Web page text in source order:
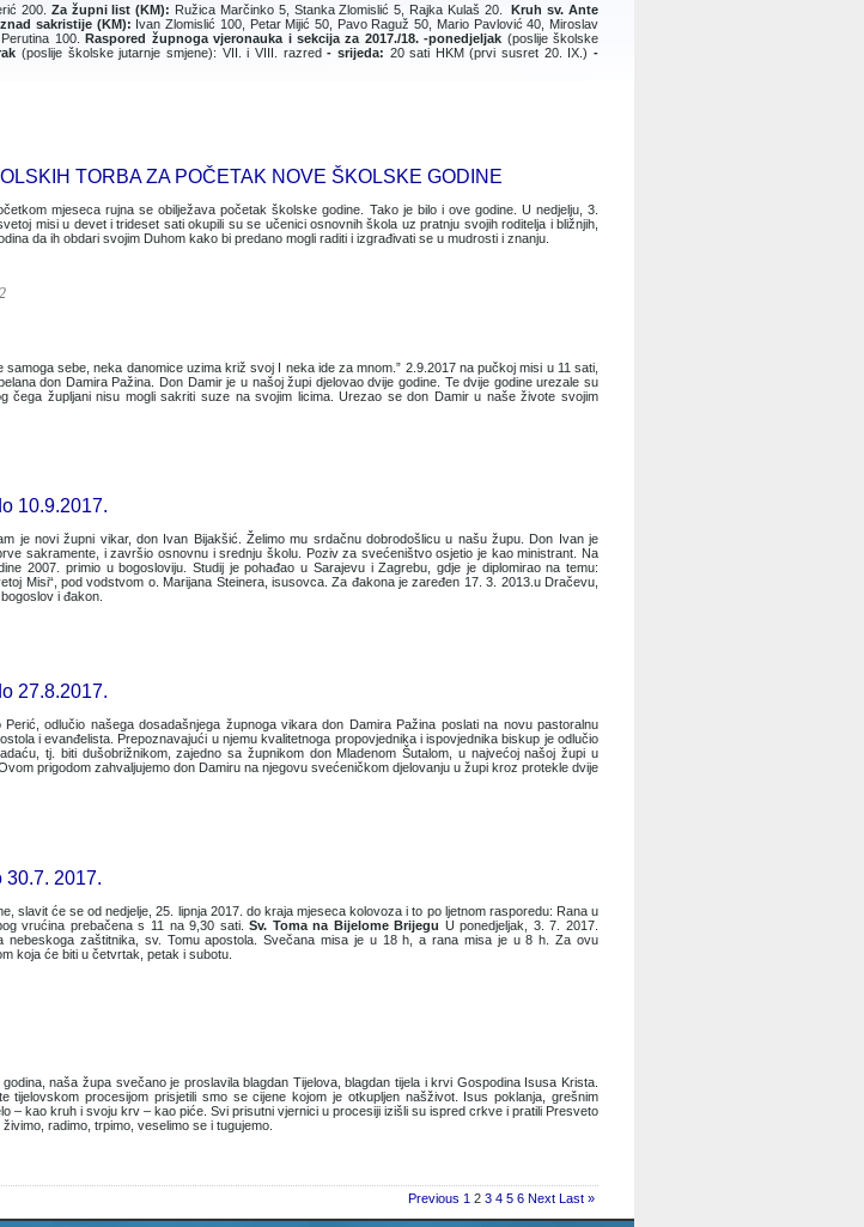
200. Za župni list (KM): Ružica Marčinko 5, Stanka Zlomislić 5, Rajka Kulaš 20.Kruh sv. Ante
sakristije (KM): Ivan Zlomislić 100, Petar Mijić 50, Pavo Raguž 50, Mario Pavlović 40, Miroslav
Perutina 100.Raspored župnoga vjeronauka i sekcija za 2017./18. -ponedjeljak (poslije školske
(poslije školske jutarnje smjene): VII. i VIII. razred- srijeda: 20 sati HKM (prvi susret 20. IX.)-
TORBA ZA POČETAK NOVE ŠKOLSKE GODINE
mjeseca rujna se obilježava početak školske godine. Tako je bilo i ove godine. U nedjelju, 3.
misi u devet i trideset sati okupili su se učenici osnovnih škola uz pratnju svojih roditelja i bližnjih,
da ih obdari svojim Duhom kako bi predano mogli raditi i izgrađivati se u mudrosti i znanju.
sebe, neka danomice uzima križ svoj I neka ide za mnom.” 2.9.2017 na pučkoj misi u 11 sati,
don Damira Pažina. Don Damir je u našoj župi djelovao dvije godine. Te dvije godine urezale su
čega župljani nisu mogli sakriti suze na svojim licima. Urezao se don Damir u naše živote svojim
10.9.2017.
je novi župni vikar, don Ivan Bijakšić. Želimo mu srdačnu dobrodošlicu u našu župu. Don Ivan je
sakramente, i završio osnovnu i srednju školu. Poziv za svećeništvo osjetio je kao ministrant. Na
2007. primio u bogosloviju. Studij je pohađao u Sarajevu i Zagrebu, gdje je diplomirao na temu:
Misi“, pod vodstvom o. Marijana Steinera, isusovca. Za đakona je zaređen 17. 3. 2013.u Dračevu,
i đakon.
27.8.2017.
odlučio našega dosadašnjega župnoga vikara don Damira Pažina poslati na novu pastoralnu
i evanđelista. Prepoznavajući u njemu kvalitetnoga propovjednika i ispovjednika biskup je odlučio
tj. biti dušobrižnikom, zajedno sa župnikom don Mladenom Šutalom, u najvećoj našoj župi u
prigodom zahvaljujemo don Damiru na njegovu svećeničkom djelovanju u župi kroz protekle dvije
30.7. 2017.
slavit će se od nedjelje, 25. lipnja 2017. do kraja mjeseca kolovoza i to po ljetnom rasporedu: Rana u
vrućina prebačena s 11 na 9,30 sati.Sv. Toma na Bijelome Brijegu U ponedjeljak, 3. 7. 2017.
nebeskoga zaštitnika, sv. Tomu apostola. Svečana misa je u 18 h, a rana misa je u 8 h. Za ovu
koja će biti u četvrtak, petak i subotu.
godina, naša župa svečano je proslavila blagdan Tijelova, blagdan tijela i krvi Gospodina Isusa Krista.
tijelovskom procesijom prisjetili smo se cijene kojom je otkupljen našživot. Isus poklanja, grešnim
– kao kruh i svoju krv – kao piće. Svi prisutni vjernici u procesiji izišli su ispred crkve i pratili Presveto
radimo, trpimo, veselimo se i tugujemo.
Previous 1 2 3 4 5 6 Next Last »